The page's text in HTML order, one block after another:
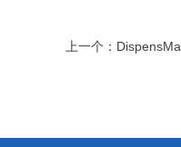
上一个：